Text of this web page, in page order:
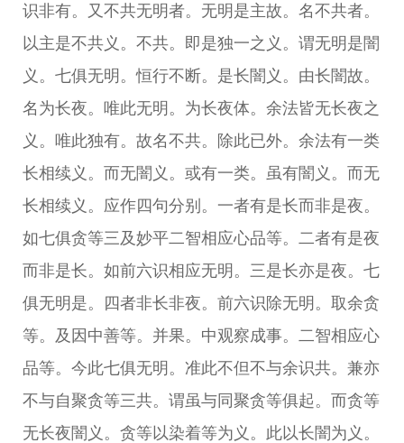
识非有。又不共无明者。无明是主故。名不共者。
以主是不共义。不共。即是独一之义。谓无明是闇
义。七俱无明。恒行不断。是长闇义。由长闇故。
名为长夜。唯此无明。为长夜体。余法皆无长夜之
义。唯此独有。故名不共。除此已外。余法有一类
长相续义。而无闇义。或有一类。虽有闇义。而无
长相续义。应作四句分别。一者有是长而非是夜。
如七俱贪等三及妙平二智相应心品等。二者有是夜
而非是长。如前六识相应无明。三是长亦是夜。七
俱无明是。四者非长非夜。前六识除无明。取余贪
等。及因中善等。并果。中观察成事。二智相应心
品等。今此七俱无明。准此不但不与余识共。兼亦
不与自聚贪等三共。谓虽与同聚贪等俱起。而贪等
无长夜闇义。贪等以染着等为义。此以长闇为义。